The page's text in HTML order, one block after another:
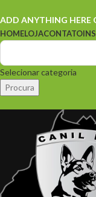
ADD ANYTHING HERE
HOMELOJACONTATO
Selecionar categoria
Procura